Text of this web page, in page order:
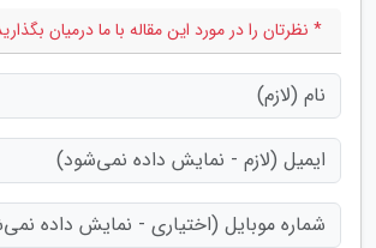
* نظرتان را در مورد این مقاله با ما درمیان